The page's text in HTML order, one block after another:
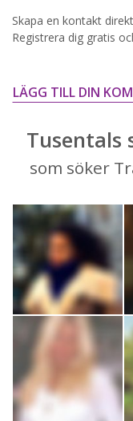
Skapa en kontakt
Registrera dig gratis
LÄGG TILL DIN
Tusentals
som söker